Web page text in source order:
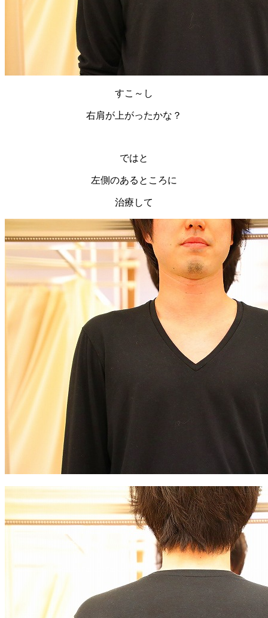
すこ～し
右肩が上がったかな？
ではと
左側のあるところに
治療して